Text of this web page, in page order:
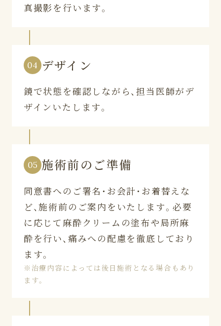
真撮影を行います。
04 デザイン
鏡で状態を確認しながら、担当医師がデ
ザインいたします。
05 施術前のご準備
同意書へのご署名・お会計・お着替えな
ど、施術前のご案内をいたします。必要
に応じて麻酔クリームの塗布や局所麻
酔を行い、痛みへの配慮を徹底しており
ます。
※治療内容によっては後日施術となる場合もあり
ます。